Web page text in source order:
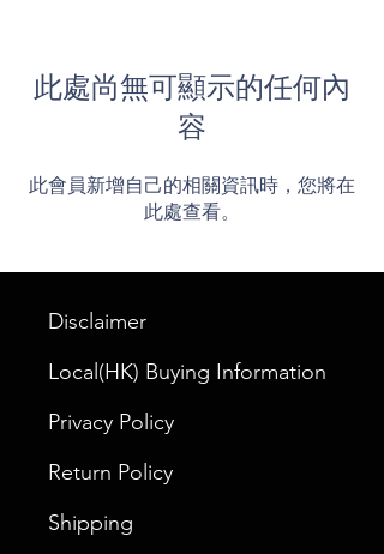
此處尚無可顯示的任何內
容
此會員新增自己的相關資訊時，您將在
此處查看。
Disclaimer
Local(HK) Buying Information
Privacy Policy
Return Policy
Shipping